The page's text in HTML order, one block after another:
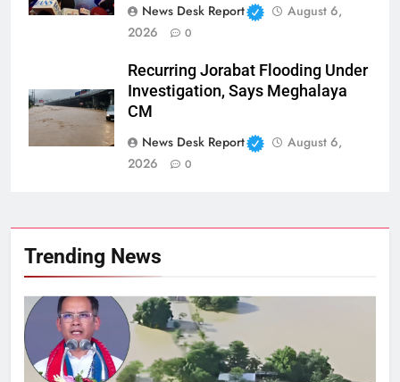
News Desk Report
August 6,
2026
0
Recurring Jorabat Flooding Under
Investigation, Says Meghalaya
CM
News Desk Report
August 6,
2026
0
Trending News